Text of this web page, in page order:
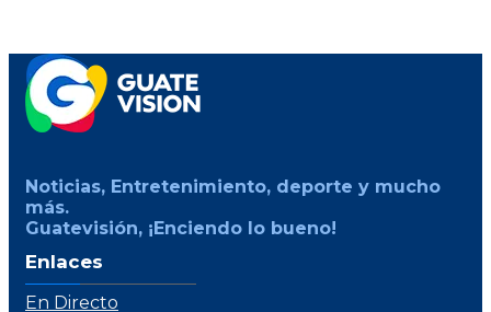
Noticias, Entretenimiento, deporte y mucho
más.
Guatevisión, ¡Enciendo lo bueno!
Enlaces
En Directo